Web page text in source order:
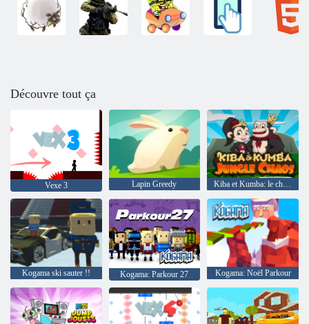
Découvre tout ça
Vexe 3 Lapin Greedy Kiba et Kumba: le chaos de la jungle
Kogama ski sauter !! Kogama: Parkour 27 Kogama: Noël Parkour